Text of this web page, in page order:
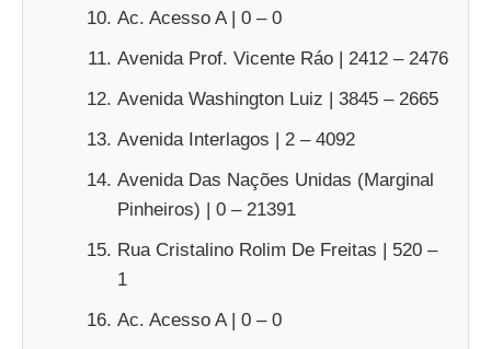
Ac. Acesso A | 0 – 0
Avenida Prof. Vicente Ráo | 2412 – 2476
Avenida Washington Luiz | 3845 – 2665
Avenida Interlagos | 2 – 4092
Avenida Das Nações Unidas (Marginal
Pinheiros) | 0 – 21391
Rua Cristalino Rolim De Freitas | 520 –
1
Ac. Acesso A | 0 – 0